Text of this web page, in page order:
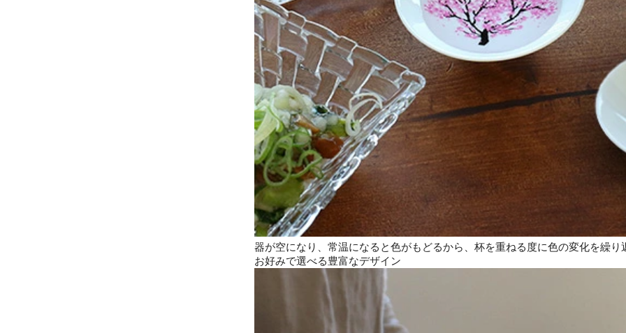
器が空になり、常温になると色がもどるから、杯を重ねる度に色の変化を繰
お好みで選べる豊富なデザイン